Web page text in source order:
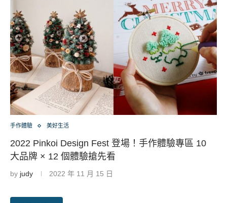
手作體驗 美好生活
2022 Pinkoi Design Fest 登場！手作體驗專區 10
大品牌 × 12 個體驗搶先看
by judy 2022 年 11 月 15 日